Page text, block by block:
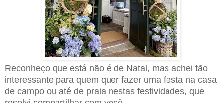
Reconheço que está não é de Natal, mas achei tão
interessante para quem quer fazer uma festa na casa
de campo ou até de praia nestas festividades, que